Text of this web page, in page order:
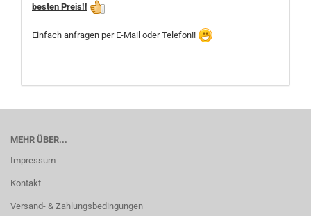
besten Preis!!
Einfach anfragen per E-Mail oder Telefon!!
MEHR ÜBER...
Impressum
Kontakt
Versand- & Zahlungsbedingungen